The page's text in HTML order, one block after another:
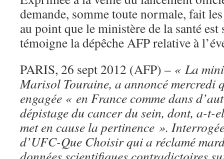
demande, somme toute normale, fait
au point que le ministère de la santé
témoigne la dépêche AFP relative à
PARIS, 26 sept 2012 (AFP) – « La
Marisol Touraine, a annoncé mercredi
engagée « en France comme dans
dépistage du cancer du sein, dont, a-t-
met en cause la pertinence ».
d’UFC-Que Choisir qui a réclamé